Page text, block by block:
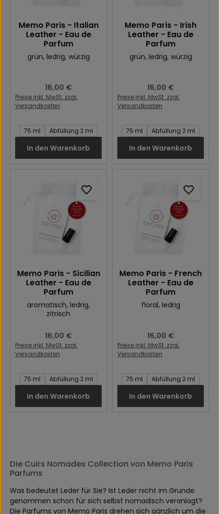
Memo Paris - Italian
Leather - Eau de
Parfum
grün, ledrig, würzig
Regulärer Preis:
16,00 €
Preise inkl. MwSt. zzgl.
Versandkosten
Inhalt des Artikel:
75 ml Abfüllung 2 ml
In den Warenkorb
Memo Paris - Irish
Leather - Eau de
Parfum
grün, ledrig, würzig
Regulärer Preis:
16,00 €
Preise inkl. MwSt. zzgl.
Versandkosten
Inhalt des Artikel:
75 ml Abfüllung 2 ml
In den Warenkorb
Memo Paris - Sicilian
Leather - Eau de
Parfum
aromatisch, ledrig,
zitrisch
Regulärer Preis:
16,00 €
Preise inkl. MwSt. zzgl.
Versandkosten
Inhalt des Artikel:
75 ml Abfüllung 2 ml
In den Warenkorb
Memo Paris - French
Leather - Eau de
Parfum
floral, ledrig
Regulärer Preis:
16,00 €
Preise inkl. MwSt. zzgl.
Versandkosten
Inhalt des Artikel:
75 ml Abfüllung 2 ml
In den Warenkorb
Die Cuirs Nomades Collection von Memo Paris
Parfums
Was bedeutet Leder für Sie? Ist Leder nicht im Grunde
genommen schon für sich selbst nomadisch veranlagt?
Die Parfums von Memo Paris drehen sich gänzlich um die